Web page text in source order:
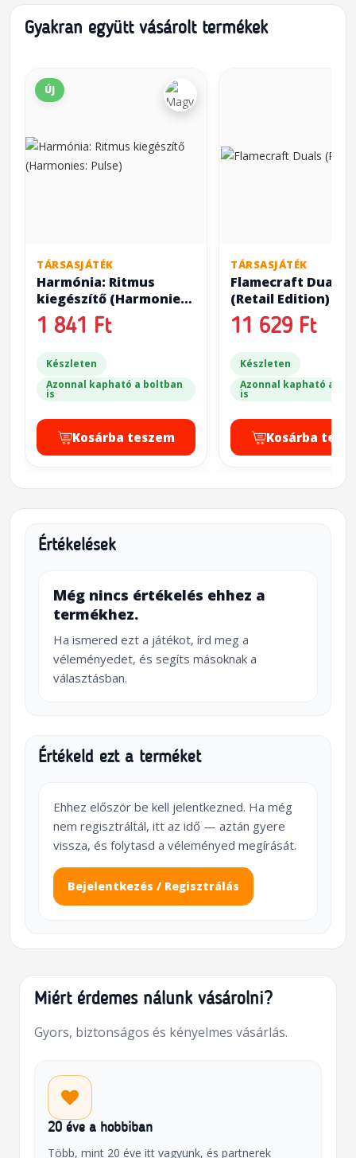
Gyakran együtt vásárolt termékek
Új
TÁRSASJÁTÉK
Harmónia: Ritmus
kiegészítő (Harmonies:
Pulse)
1 841 Ft
Készleten
Azonnal kapható a boltban
is
Kosárba teszem
TÁRSASJÁTÉK
Flamecraft Duals
(Retail Edition)
11 629 Ft
Készleten
Azonnal kapható a
is
Kosárba
Értékelések
Még nincs értékelés ehhez a
termékhez.
Ha ismered ezt a játékot, írd meg a
véleményedet, és segíts másoknak a
választásban.
Értékeld ezt a terméket
Ehhez először be kell jelentkezned. Ha még
nem regisztráltál, itt az idő — aztán gyere
vissza, és folytasd a véleményed megírását.
Bejelentkezés / Regisztrálás
Miért érdemes nálunk vásárolni?
Gyors, biztonságos és kényelmes vásárlás.
20 éve a hobbiban
Több, mint 20 éve itt vagyunk, és partnerek